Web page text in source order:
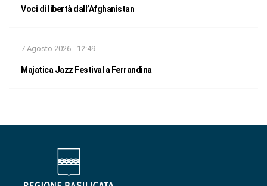
Voci di libertà dall’Afghanistan
7 Agosto 2026 - 12:49
Majatica Jazz Festival a Ferrandina